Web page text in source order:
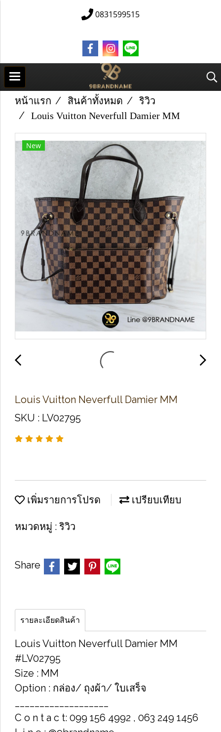
0831599515
หน้าแรก สินค้าทั้งหมด
ริวิว
Louis Vuitton Neverfull Damier MM
New
Louis Vuitton Neverfull Damier MM
SKU : LV02795
เพิ่มรายการโปรด เปรียบเทียบ
หมวดหมู่ : ริวิว
Share
รายละเอียดสินค้า
Louis Vuitton Neverfull Damier MM
#LV02795
Size : MM
Option : กล่อง/ ถุงผ้า/ ใบเสร็จ
C o n t a c t: 099 156 4992 , 063 249 1456